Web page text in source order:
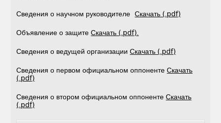
Сведения о научном руководителеСкачать (.pdf)
Объявление о защитеСкачать (.pdf).
Сведения о ведущей организацииСкачать (.pdf)
Сведения о первом официальном оппонентеСкачать
(.pdf)
Сведения о втором официальном оппонентеСкачать
(.pdf)